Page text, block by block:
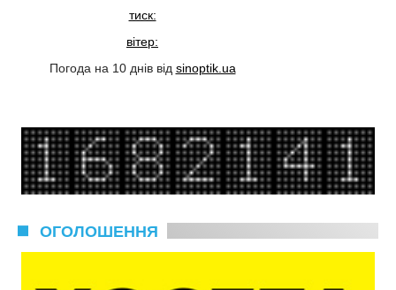
тиск:
вітер:
Погода на 10 днів від sinoptik.ua
ОГОЛОШЕННЯ